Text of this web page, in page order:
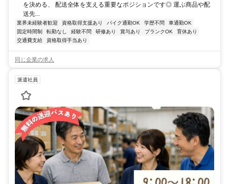
を決める、 配送全体を支える重要なポジションです◎ 運ぶ商品や配
送先...
業界未経験者歓迎 資格取得支援あり バイク通勤OK 学歴不問
車通勤OK
固定時間制
転勤なし 経験不問 研修あり 賞与あり ブランクOK
育休あり
交通費支給
資格取得手当あり
同じ企業の求人
派遣社員